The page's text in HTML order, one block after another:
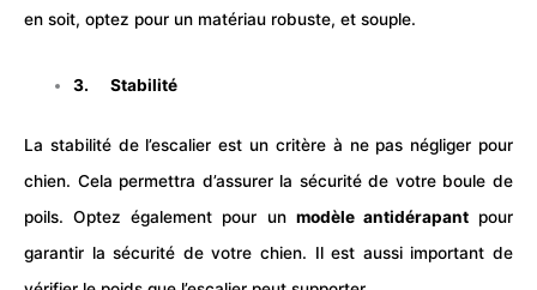
en soit, optez pour un matériau robuste, et souple.
3. Stabilité
La stabilité de l’escalier est un critère à ne pas négliger pour
chien. Cela permettra d’assurer la sécurité de votre boule de
poils. Optez également pour un modèle antidérapantpour
garantir la sécurité de votre chien. Il est aussi important de